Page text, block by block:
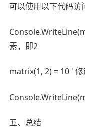
可以使用以下代码访
素，即2
matrix(1, 2) = 10 '
五、总结